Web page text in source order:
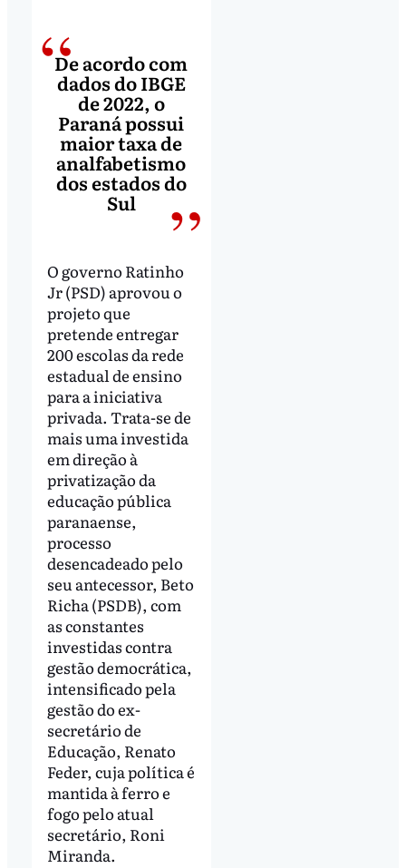
De acordo com
dados do IBGE
de 2022, o
Paraná possui
maior taxa de
analfabetismo
dos estados do
Sul
O governo Ratinho
Jr (PSD) aprovou o
projeto que
pretende entregar
200 escolas da rede
estadual de ensino
para a iniciativa
privada. Trata-se de
mais uma investida
em direção à
privatização da
educação pública
paranaense,
processo
desencadeado pelo
seu antecessor, Beto
Richa (PSDB), com
as constantes
investidas contra
gestão democrática,
intensificado pela
gestão do ex-
secretário de
Educação, Renato
Feder, cuja política é
mantida à ferro e
fogo pelo atual
secretário, Roni
Miranda.